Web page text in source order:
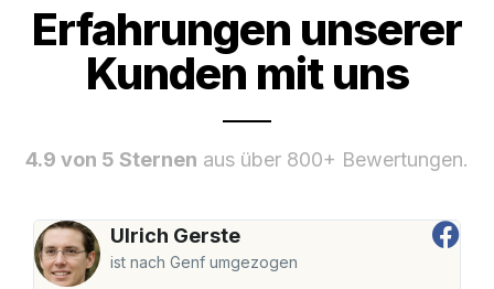
Erfahrungen unserer
Kunden mit uns
4.9 von 5 Sternen aus über 800+ Bewertungen.
Ulrich Gerste
ist nach Genf umgezogen